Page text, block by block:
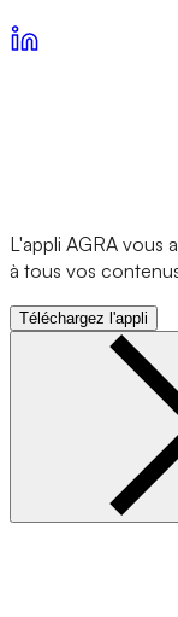
L'appli AGRA vous
à tous vos
Téléchargez l'appli